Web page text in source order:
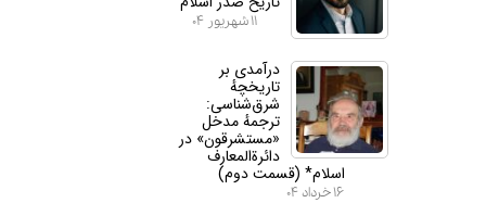
۱۱ شهریور ۰۴
درآمدی بر
تاریخچهٔ
شرق‌شناسی:
ترجمهٔ مدخل
«مستشرقون» در
دائرة‌المعارف
اسلام* (قسمت دوم)
۱۶ خرداد ۰۴